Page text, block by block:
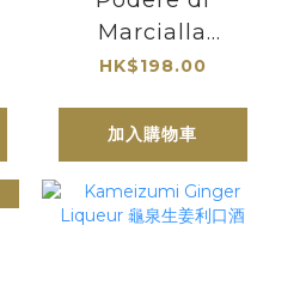
Marcialla
Capitozza 麥卓娜
Toscana 2016
HK$198.00
加入購物車